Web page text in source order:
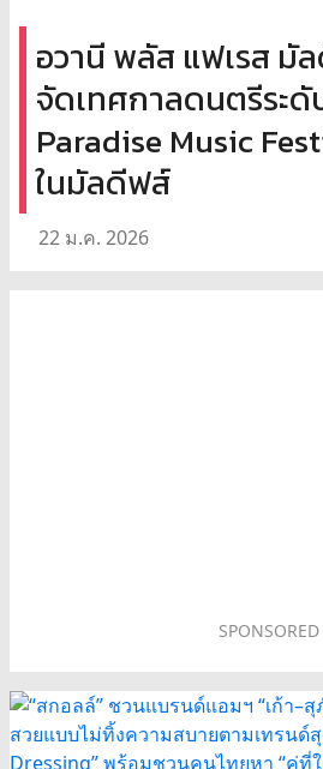
อวานี พลัส แฟเรส มั
จัดเทศกาลดนตรีระดั
Paradise Music
ในมัลดีฟส์
22 ม.ค. 2026
SPONSORED